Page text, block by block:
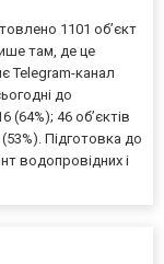
1101 об’єкт
там, де це
Telegram-канал
до
(64%); 46 об’єктів
Підготовка до
водопровідних і